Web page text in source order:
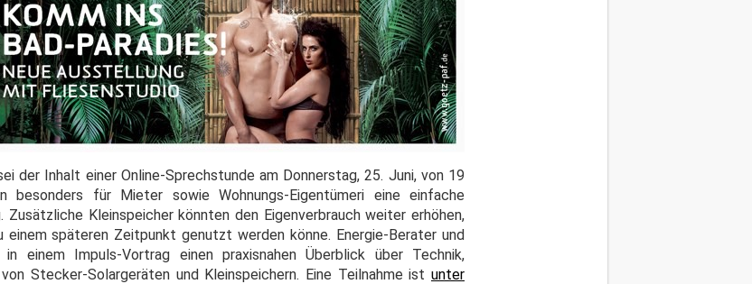
der Inhalt einer Online-Sprechstunde am Donnerstag, 25. Juni, von 19
besonders für Mieter sowie Wohnungs-Eigentümeri eine einfache
Kleinspeicher könnten den Eigenverbrauch weiter erhöhen,
späteren Zeitpunkt genutzt werden könne. Energie-Berater und
einem Impuls-Vortrag einen praxisnahen Überblick über Technik,
Stecker-Solargeräten und Kleinspeichern. Eine Teilnahme ist unter